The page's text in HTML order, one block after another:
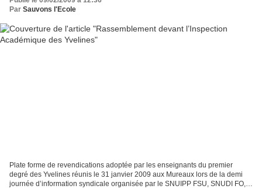
Par Sauvons l'Ecole
Plate forme de revendications adoptée par les enseignants du premier
degré des Yvelines réunis le 31 janvier 2009 aux Mureaux lors de la demi
journée d’information syndicale organisée par le SNUIPP FSU, SNUDI FO,